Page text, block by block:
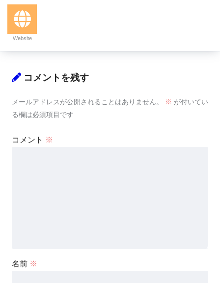
Website
コメントを残す
メールアドレスが公開されることはありません。 ※ が付いてい
る欄は必須項目です
コメント ※
名前 ※